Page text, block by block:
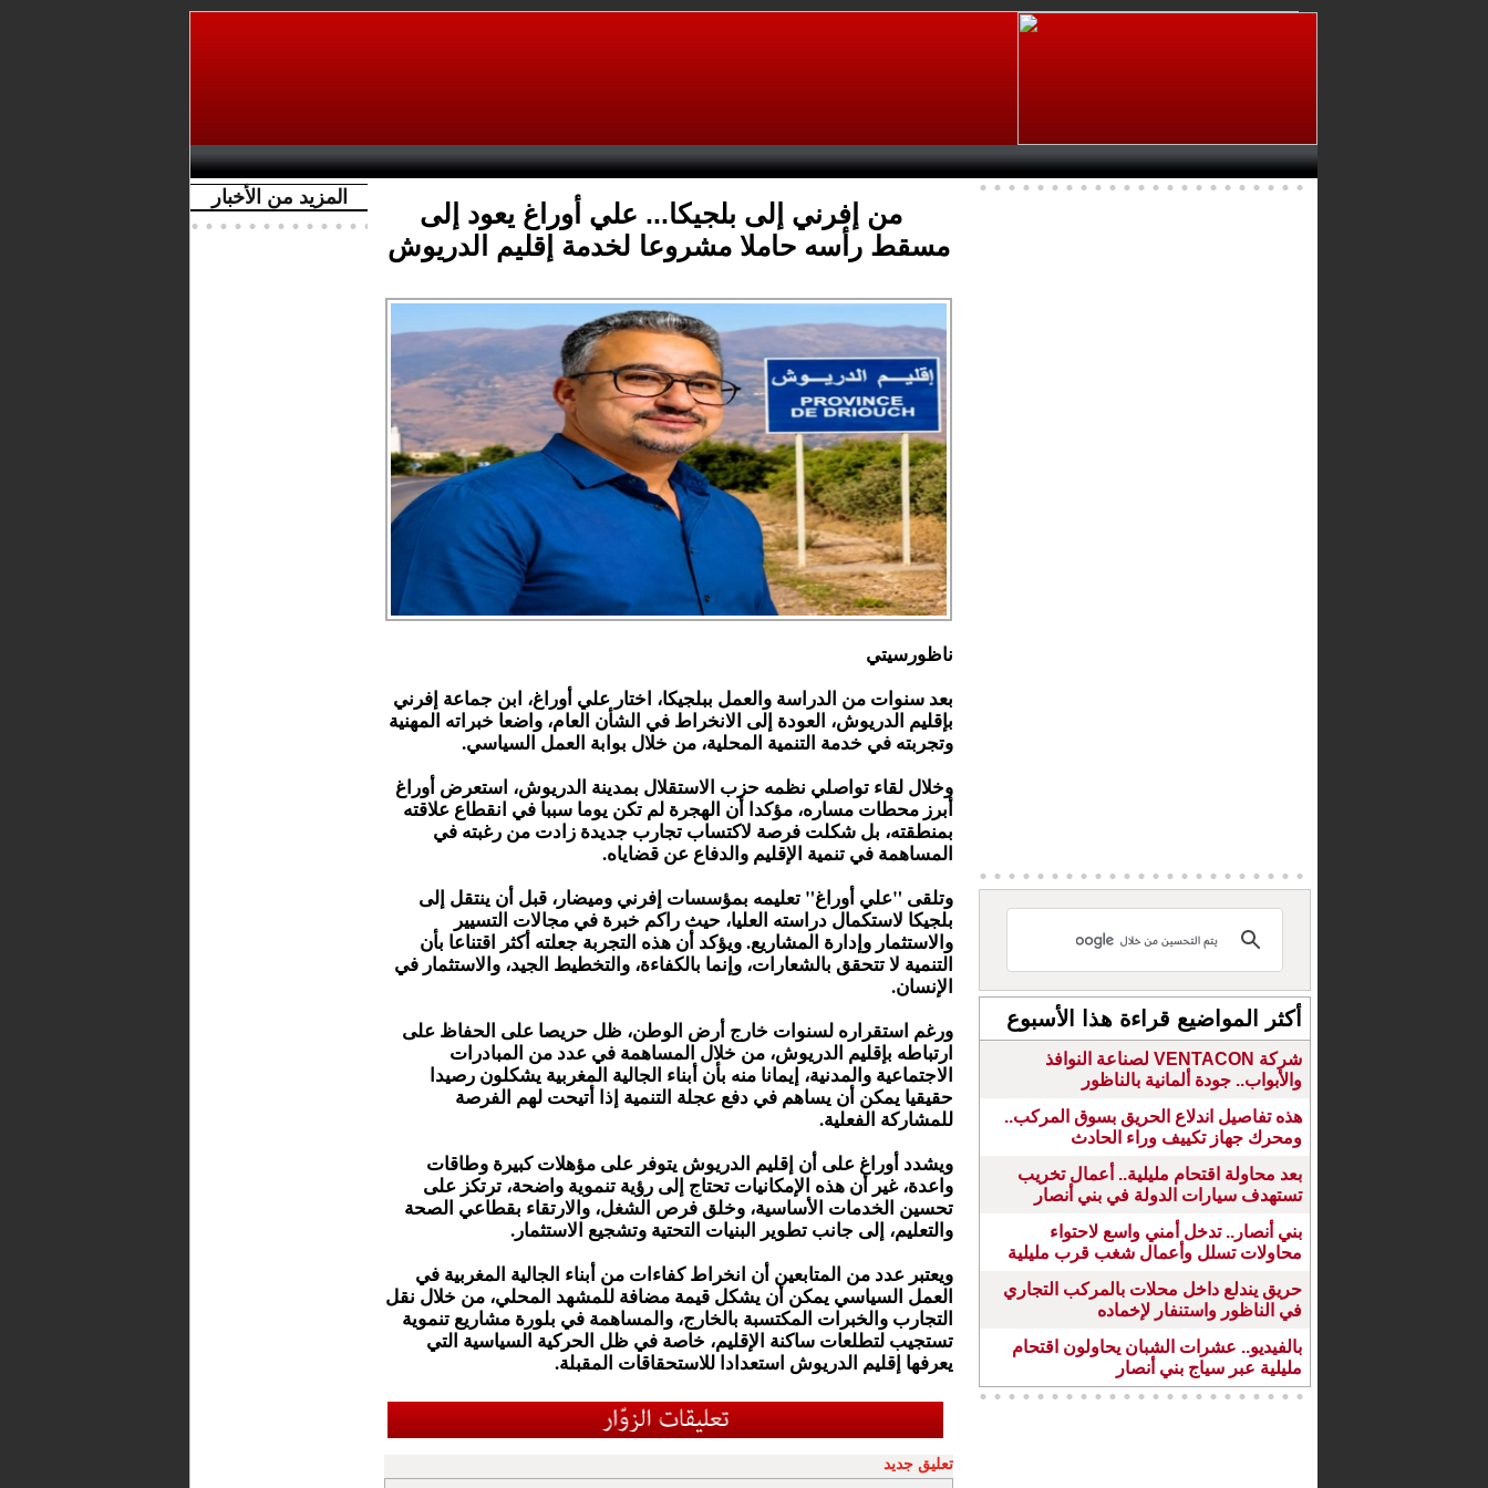
المزيد من الأخبار
من إفرني إلى بلجيكا... علي أوراغ يعود إلى
مسقط رأسه حاملا مشروعا لخدمة إقليم الدريوش
ناظورسيتي
بعد سنوات من الدراسة والعمل ببلجيكا، اختار علي أوراغ، ابن جماعة إفرني
بإقليم الدريوش، العودة إلى الانخراط في الشأن العام، واضعا خبراته المهنية
وتجربته في خدمة التنمية المحلية، من خلال بوابة العمل السياسي.
وخلال لقاء تواصلي نظمه حزب الاستقلال بمدينة الدريوش، استعرض أوراغ
أبرز محطات مساره، مؤكدا أن الهجرة لم تكن يوما سببا في انقطاع علاقته
بمنطقته، بل شكلت فرصة لاكتساب تجارب جديدة زادت من رغبته في
المساهمة في تنمية الإقليم والدفاع عن قضاياه.
وتلقى "علي أوراغ" تعليمه بمؤسسات إفرني وميضار، قبل أن ينتقل إلى
بلجيكا لاستكمال دراسته العليا، حيث راكم خبرة في مجالات التسيير
والاستثمار وإدارة المشاريع. ويؤكد أن هذه التجربة جعلته أكثر اقتناعا بأن
التنمية لا تتحقق بالشعارات، وإنما بالكفاءة، والتخطيط الجيد، والاستثمار في
الإنسان.
ورغم استقراره لسنوات خارج أرض الوطن، ظل حريصا على الحفاظ على
ارتباطه بإقليم الدريوش، من خلال المساهمة في عدد من المبادرات
الاجتماعية والمدنية، إيمانا منه بأن أبناء الجالية المغربية يشكلون رصيدا
حقيقيا يمكن أن يساهم في دفع عجلة التنمية إذا أتيحت لهم الفرصة
للمشاركة الفعلية.
ويشدد أوراغ على أن إقليم الدريوش يتوفر على مؤهلات كبيرة وطاقات
واعدة، غير أن هذه الإمكانيات تحتاج إلى رؤية تنموية واضحة، ترتكز على
تحسين الخدمات الأساسية، وخلق فرص الشغل، والارتقاء بقطاعي الصحة
والتعليم، إلى جانب تطوير البنيات التحتية وتشجيع الاستثمار.
ويعتبر عدد من المتابعين أن انخراط كفاءات من أبناء الجالية المغربية في
العمل السياسي يمكن أن يشكل قيمة مضافة للمشهد المحلي، من خلال نقل
التجارب والخبرات المكتسبة بالخارج، والمساهمة في بلورة مشاريع تنموية
تستجيب لتطلعات ساكنة الإقليم، خاصة في ظل الحركية السياسية التي
يعرفها إقليم الدريوش استعدادا للاستحقاقات المقبلة.
تعليق جديد
أكثر المواضيع قراءة هذا الأسبوع
شركة VENTACON لصناعة النوافذ
والأبواب.. جودة ألمانية بالناظور
هذه تفاصيل اندلاع الحريق بسوق المركب..
ومحرك جهاز تكييف وراء الحادث
بعد محاولة اقتحام مليلية.. أعمال تخريب
تستهدف سيارات الدولة في بني أنصار
بني أنصار.. تدخل أمني واسع لاحتواء
محاولات تسلل وأعمال شغب قرب مليلية
حريق يندلع داخل محلات بالمركب التجاري
في الناظور واستنفار لإخماده
بالفيديو.. عشرات الشبان يحاولون اقتحام
مليلية عبر سياج بني أنصار